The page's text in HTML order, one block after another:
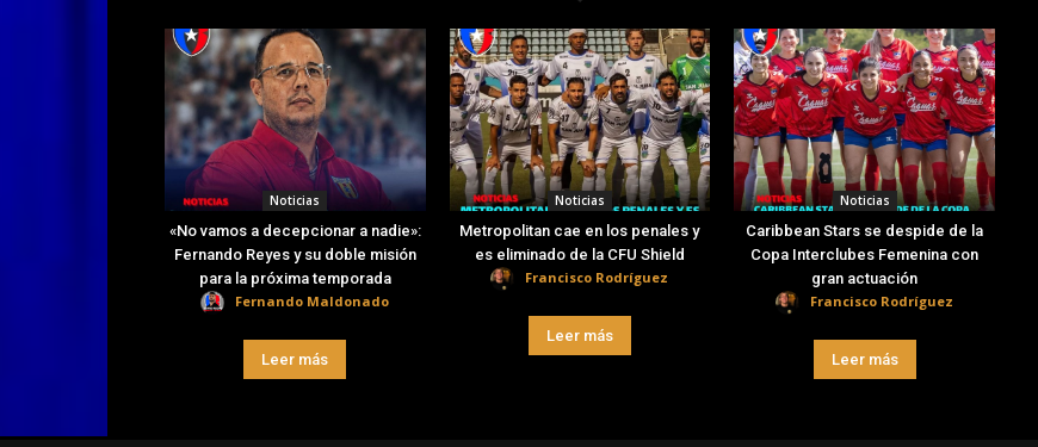
Noticias
«No vamos a decepcionar a nadie»:
Fernando Reyes y su doble misión
para la próxima temporada
Fernando Maldonado
Leer más
Noticias
Metropolitan cae en los penales y
es eliminado de la CFU Shield
Francisco Rodríguez
Leer más
Noticias
Caribbean Stars se despide de la
Copa Interclubes Femenina con
gran actuación
Francisco Rodríguez
Leer más